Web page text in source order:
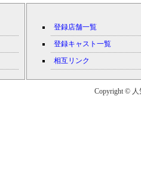
登録店舗一覧
登録キャスト一覧
相互リンク
Copyright © 人